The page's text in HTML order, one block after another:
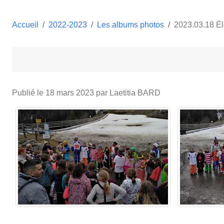
Accueil 2022-2023 Les albums photos 2023.03.18
Publié le 18 mars 2023 par Laetitia BARD